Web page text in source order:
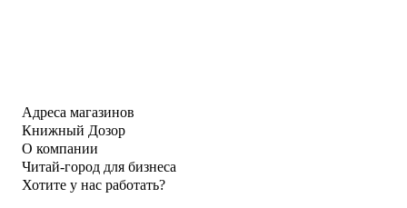
Адреса магазинов
Книжный Дозор
О компании
Читай-город для бизнеса
Хотите у нас работать?